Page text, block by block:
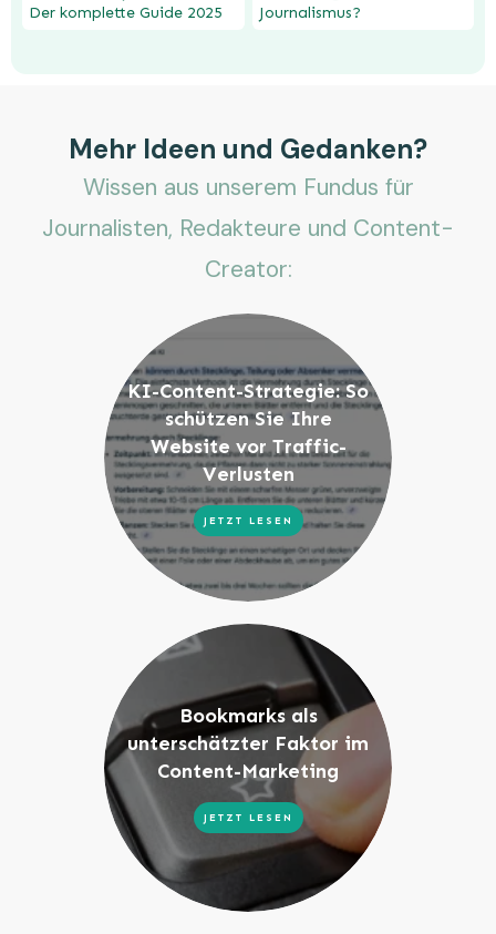
Der komplette Guide 2025
Journalismus?
Mehr Ideen und Gedanken?
Wissen aus unserem Fundus für
Journalisten, Redakteure und Content-
Creator:
KI-Content-Strategie: So
schützen Sie Ihre
Website vor Traffic-
Verlusten
JETZT LESEN
Bookmarks als
unterschätzter Faktor im
Content-Marketing
JETZT LESEN